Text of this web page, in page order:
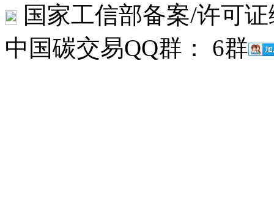
国家工信部备案/许可
中国碳交易QQ群： 6群